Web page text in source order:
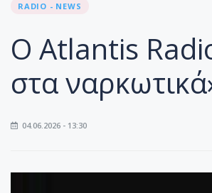
RADIO - NEWS
Ο Atlantis
στα
04.06.2026 - 13:30